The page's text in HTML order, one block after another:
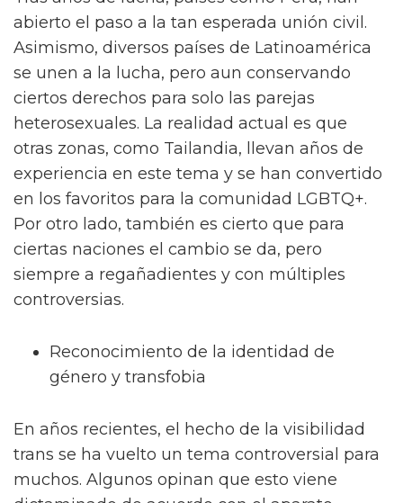
Tras años de lucha, países como Perú, han
abierto el paso a la tan esperada unión civil.
Asimismo, diversos países de Latinoamérica
se unen a la lucha, pero aun conservando
ciertos derechos para solo las parejas
heterosexuales. La realidad actual es que
otras zonas, como Tailandia, llevan años de
experiencia en este tema y se han convertido
en los favoritos para la comunidad LGBTQ+.
Por otro lado, también es cierto que para
ciertas naciones el cambio se da, pero
siempre a regañadientes y con múltiples
Reconocimiento de la identidad de
género y transfobia
En años recientes, el hecho de la visibilidad
trans se ha vuelto un tema controversial para
muchos. Algunos opinan que esto viene